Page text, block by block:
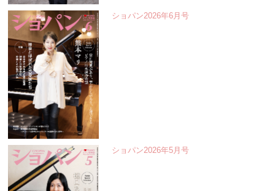
ショパン2026年6月号
ショパン2026年5月号